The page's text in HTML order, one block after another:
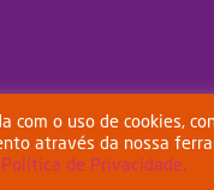
de Cookies
com o uso de cookies,
através da nossa
Política de Privacidade.